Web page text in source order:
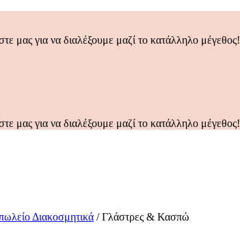
μας για να διαλέξουμε μαζί το κατάλληλο μέγεθος!
μας για να διαλέξουμε μαζί το κατάλληλο μέγεθος!
Διακοσμητικά /Γλάστρες & Κασπώ